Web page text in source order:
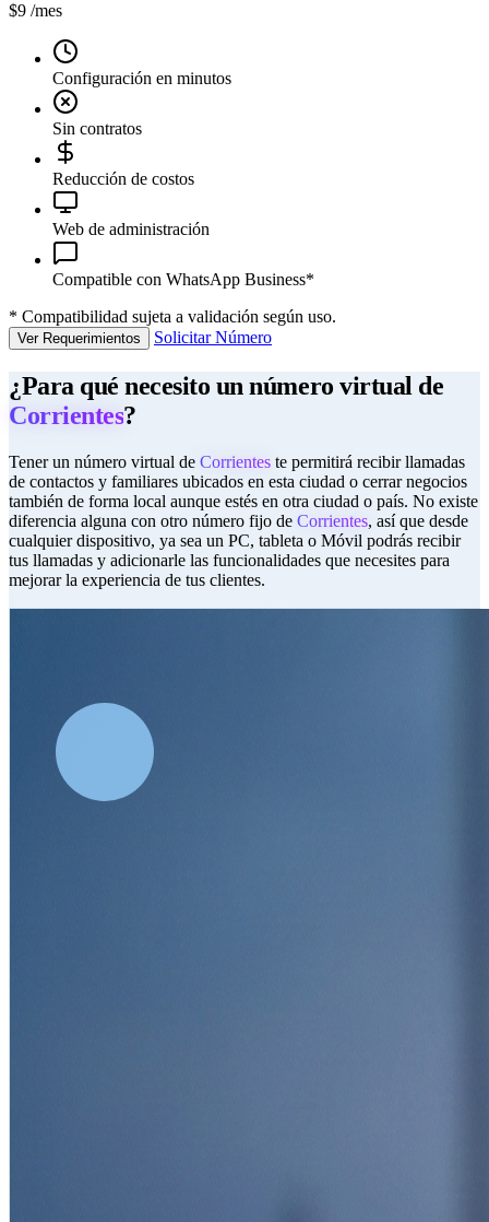
$9 /mes
Configuración en minutos
Sin contratos
Reducción de costos
Web de administración
Compatible con WhatsApp Business*
* Compatibilidad sujeta a validación según uso.
Ver Requerimientos Solicitar Número
¿Para qué necesito un número virtual de
Corrientes?
Tener un número virtual de Corrientes te permitirá recibir llamadas
de contactos y familiares ubicados en esta ciudad o cerrar negocios
también de forma local aunque estés en otra ciudad o país. No existe
diferencia alguna con otro número fijo de Corrientes, así que desde
cualquier dispositivo, ya sea un PC, tableta o Móvil podrás recibir
tus llamadas y adicionarle las funcionalidades que necesites para
mejorar la experiencia de tus clientes.